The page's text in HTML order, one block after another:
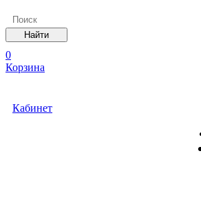
0
Корзина
Кабинет